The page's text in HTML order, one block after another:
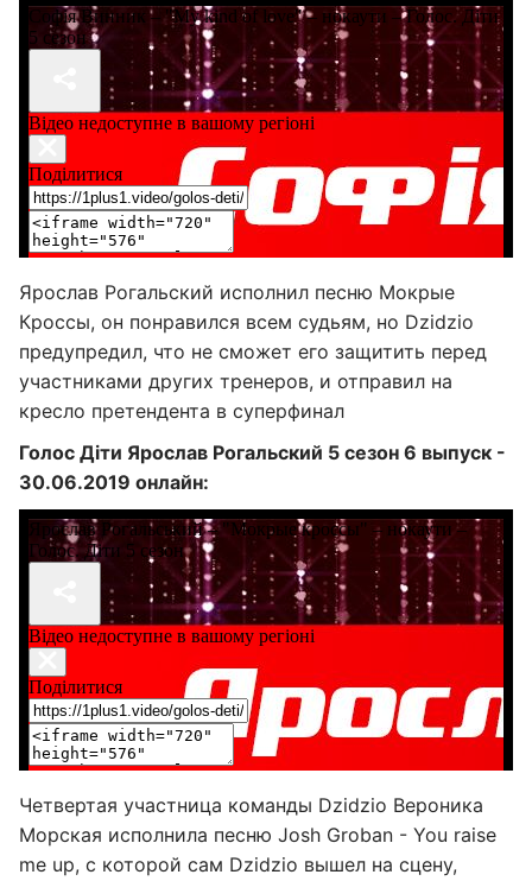
Ярослав Рогальский исполнил песню Мокрые
Кроссы, он понравился всем судьям, но Dzidzio
предупредил, что не сможет его защитить перед
участниками других тренеров, и отправил на
кресло претендента в суперфинал
Голос Діти Ярослав Рогальский 5 сезон 6 выпуск -
30.06.2019 онлайн:
Четвертая участница команды Dzidzio Вероника
Морская исполнила песню Josh Groban - You raise
me up, с которой сам Dzidzio вышел на сцену,